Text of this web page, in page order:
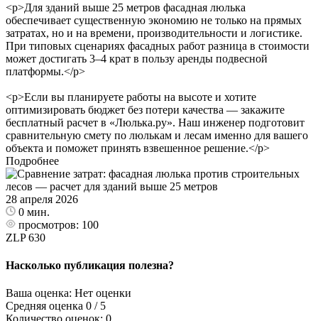
<p>Для зданий выше 25 метров фасадная люлька
обеспечивает существенную экономию не только на прямых
затратах, но и на времени, производительности и логистике.
При типовых сценариях фасадных работ разница в стоимости
может достигать 3–4 крат в пользу аренды подвесной
платформы.</p>
<p>Если вы планируете работы на высоте и хотите
оптимизировать бюджет без потери качества — закажите
бесплатный расчет в «Люлька.ру». Наш инженер подготовит
сравнительную смету по люлькам и лесам именно для вашего
объекта и поможет принять взвешенное решение.</p>
Подробнее
28 апреля 2026
0 мин.
просмотров: 100
ZLP 630
Насколько публикация полезна?
Ваша оценка: Нет оценки
Средняя оценка 0 / 5